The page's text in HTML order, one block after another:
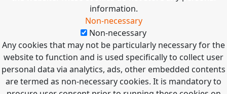
information.
Non-necessary
Non-necessary
Any cookies that may not be particularly necessary for the
website to function and is used specifically to collect user
personal data via analytics, ads, other embedded contents
are termed as non-necessary cookies. It is mandatory to